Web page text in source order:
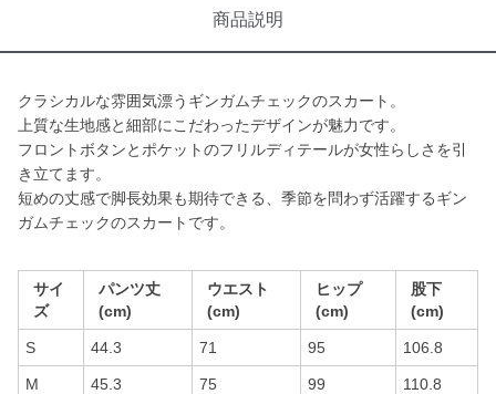
商品説明
クラシカルな雰囲気漂うギンガムチェックのスカート。
上質な生地感と細部にこだわったデザインが魅力です。
フロントボタンとポケットのフリルディテールが女性らしさを引
き立てます。
短めの丈感で脚長効果も期待できる、季節を問わず活躍するギン
ガムチェックのスカートです。
サイ
ズ
パンツ丈
(cm)
ウエスト
(cm)
ヒップ
(cm)
股下
(cm)
S 44.3 71 95 106.8
M 45.3 75 99 110.8